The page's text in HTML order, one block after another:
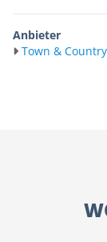
Anbieter
Town &